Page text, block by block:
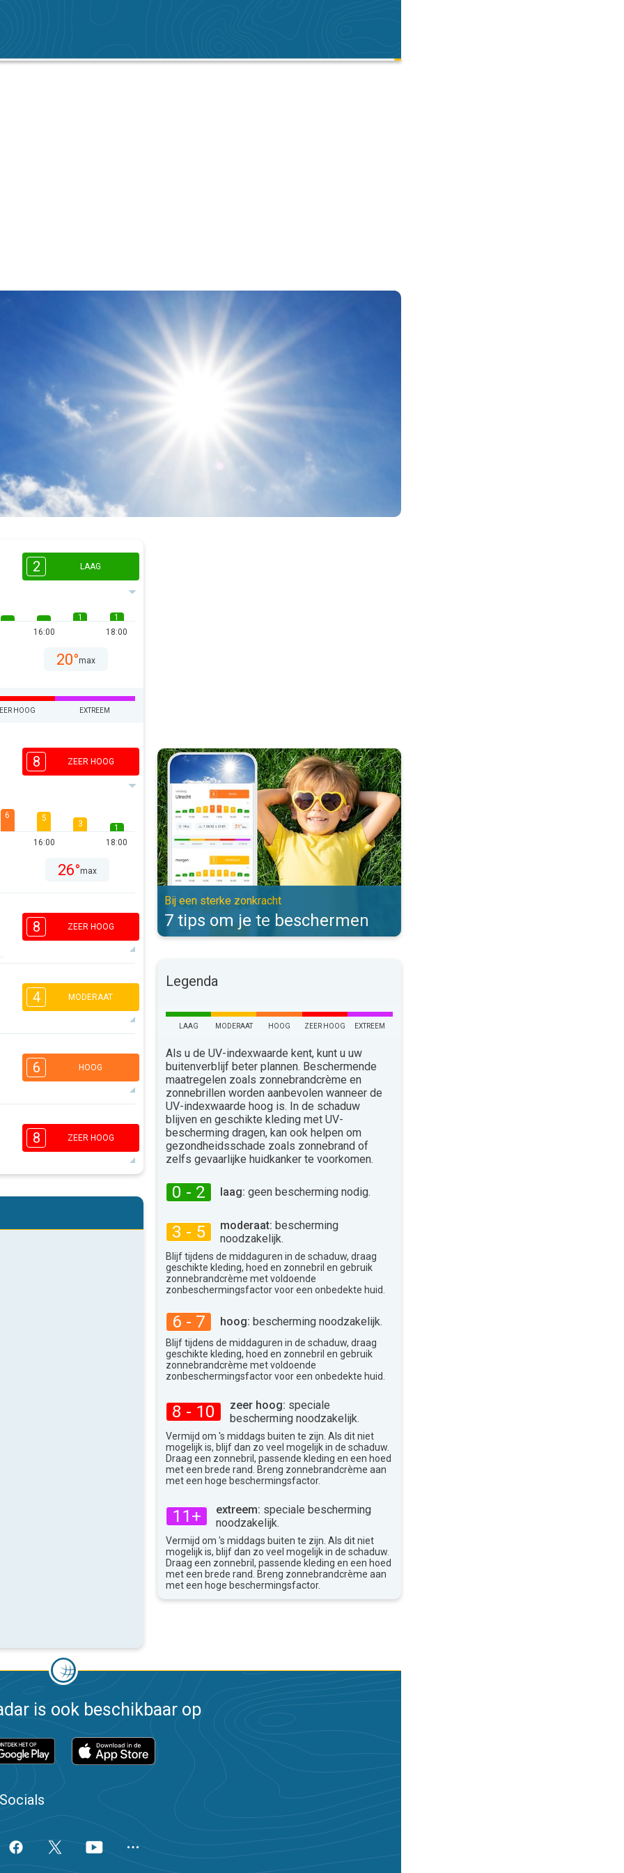
2 LAAG
16:00
1
1
18:00
20°max
HOOG EXTREEM
8 ZEER HOOG
6 5
16:00
3
1
18:00
26°max
8 ZEER HOOG
4
16:00
1
28°max
4 MODERAAT
1
16:00
1
6 HOOG
16:00
2
2
18:00
26°
8 ZEER HOOG
5
7 tips om je te beschermen. Bij een sterke zonkracht. . .
Bij een sterke zonkracht
7 tips om je te beschermen
Legenda
LAAG MODERAAT HOOG ZEER HOOG EXTREEM
Als u de UV-indexwaarde kent, kunt u uw
buitenverblijf beter plannen. Beschermende
maatregelen zoals zonnebrandcrème en
zonnebrillen worden aanbevolen wanneer de
UV-indexwaarde hoog is. In de schaduw
blijven en geschikte kleding met UV-
bescherming dragen, kan ook helpen om
gezondheidsschade zoals zonnebrand of
zelfs gevaarlijke huidkanker te voorkomen.
0 - 2 laag: geen bescherming nodig.
3 - 5 moderaat: bescherming
noodzakelijk.
Blijf tijdens de middaguren in de schaduw, draag
geschikte kleding, hoed en zonnebril en gebruik
zonnebrandcrème met voldoende
zonbeschermingsfactor voor een onbedekte huid.
6 - 7 hoog: bescherming noodzakelijk.
Blijf tijdens de middaguren in de schaduw, draag
geschikte kleding, hoed en zonnebril en gebruik
zonnebrandcrème met voldoende
zonbeschermingsfactor voor een onbedekte huid.
8 - 10 zeer hoog: speciale
bescherming noodzakelijk.
Vermijd om 's middags buiten te zijn. Als dit niet
mogelijk is, blijf dan zo veel mogelijk in de schaduw.
Draag een zonnebril, passende kleding en een hoed
met een brede rand. Breng zonnebrandcrème aan
met een hoge beschermingsfactor.
11+ extreem: speciale bescherming
noodzakelijk.
Vermijd om 's middags buiten te zijn. Als dit niet
mogelijk is, blijf dan zo veel mogelijk in de schaduw.
Draag een zonnebril, passende kleding en een hoed
met een brede rand. Breng zonnebrandcrème aan
met een hoge beschermingsfactor.
is ook beschikbaar op
Socials